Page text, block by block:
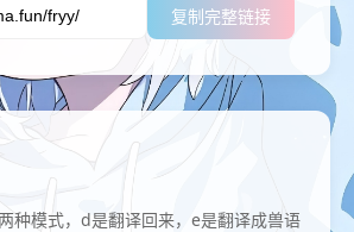
复制完整链接
种模式，d是翻译回来，e是翻译成兽语